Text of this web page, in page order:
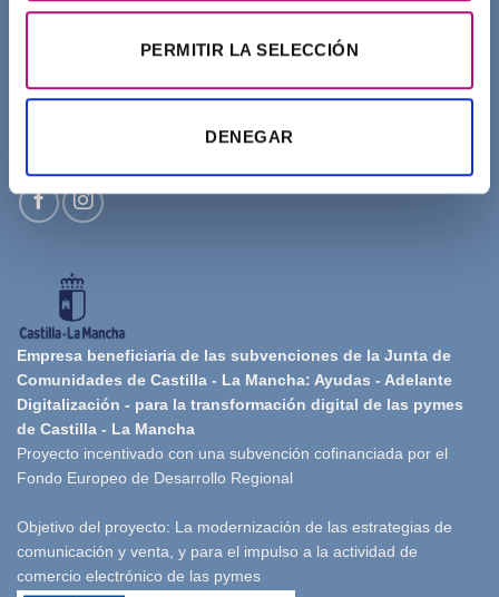
PERMITIR LA SELECCIÓN
DENEGAR
Empresa beneficiaria de las subvenciones de la Junta de
Comunidades de Castilla - La Mancha: Ayudas - Adelante
Digitalización - para la transformación digital de las pymes
de Castilla - La Mancha
Proyecto incentivado con una subvención cofinanciada por el
Fondo Europeo de Desarrollo Regional
Objetivo del proyecto: La modernización de las estrategias de
comunicación y venta, y para el impulso a la actividad de
comercio electrónico de las pymes